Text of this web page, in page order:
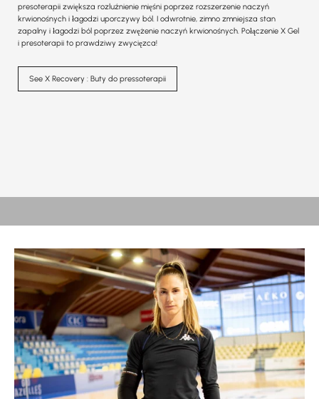
presoterapii zwiększa rozluźnienie mięśni poprzez rozszerzenie naczyń
krwionośnych i łagodzi uporczywy ból. I odwrotnie, zimno zmniejsza stan
zapalny i łagodzi ból poprzez zwężenie naczyń krwionośnych. Połączenie X Gel
i presoterapii to prawdziwy zwycięzca!
See X Recovery : Buty do pressoterapii
CIEPŁO CZY LÓD?